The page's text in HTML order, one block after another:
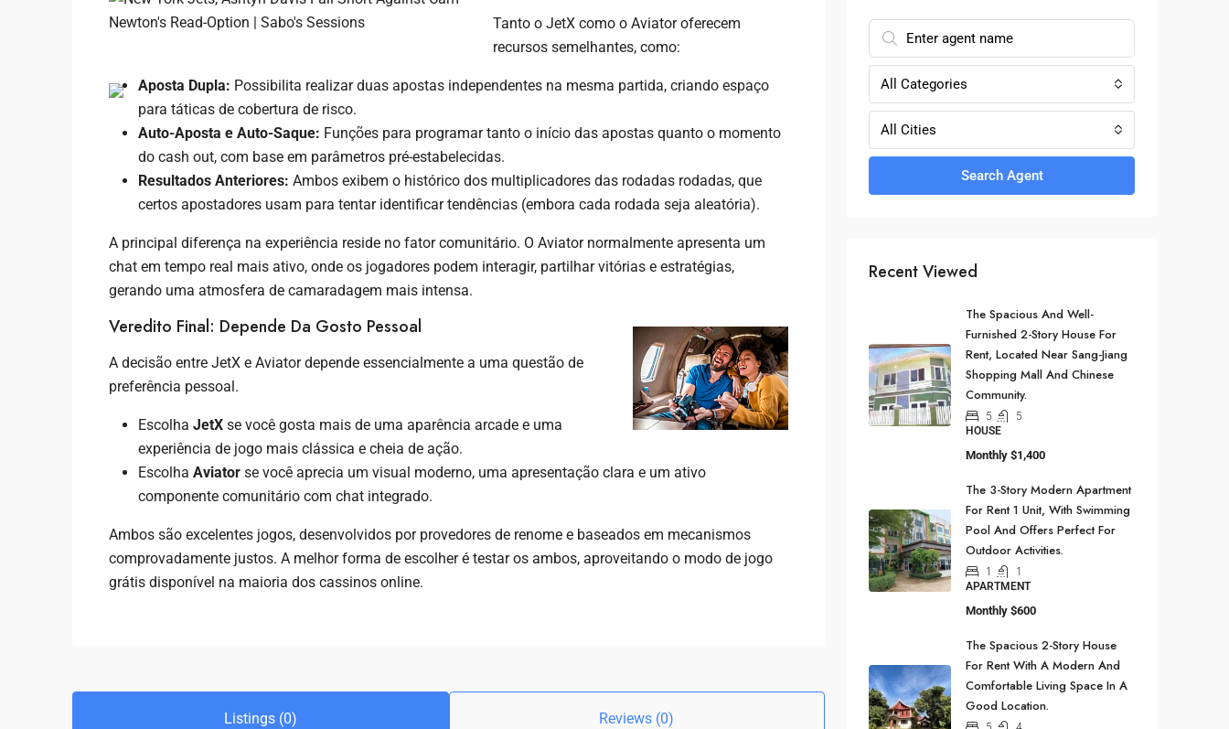
Tanto o JetX como o Aviator oferecem
recursos semelhantes, como:
Aposta Dupla: Possibilita realizar duas apostas independentes na mesma partida, criando espaço
para táticas de cobertura de risco.
Auto-Aposta e Auto-Saque: Funções para programar tanto o início das apostas quanto o momento
do cash out, com base em parâmetros pré-estabelecidas.
Resultados Anteriores: Ambos exibem o histórico dos multiplicadores das rodadas rodadas, que
certos apostadores usam para tentar identificar tendências (embora cada rodada seja aleatória).
A principal diferença na experiência reside no fator comunitário. O Aviator normalmente apresenta um
chat em tempo real mais ativo, onde os jogadores podem interagir, partilhar vitórias e estratégias,
gerando uma atmosfera de camaradagem mais intensa.
Veredito Final: Depende Da Gosto Pessoal
A decisão entre JetX e Aviator depende essencialmente a uma questão de
preferência pessoal.
Escolha JetX se você gosta mais de uma aparência arcade e uma
experiência de jogo mais clássica e cheia de ação.
Escolha Aviator se você aprecia um visual moderno, uma apresentação clara e um ativo
componente comunitário com chat integrado.
Ambos são excelentes jogos, desenvolvidos por provedores de renome e baseados em mecanismos
comprovadamente justos. A melhor forma de escolher é testar os ambos, aproveitando o modo de jogo
grátis disponível na maioria dos cassinos online.
Listings (0) Reviews (0)
All Categories
All Cities
Search Agent
Recent Viewed
The Spacious And Well-
Furnished 2-Story House For
Rent, Located Near Sang-Jiang
Shopping Mall And Chinese
Community.
5
5
HOUSE
Monthly $1,400
The 3-Story Modern Apartment
For Rent 1 Unit, With Swimming
Pool And Offers Perfect For
Outdoor Activities.
1
1
APARTMENT
Monthly $600
The Spacious 2-Story House
For Rent With A Modern And
Comfortable Living Space In A
Good Location.